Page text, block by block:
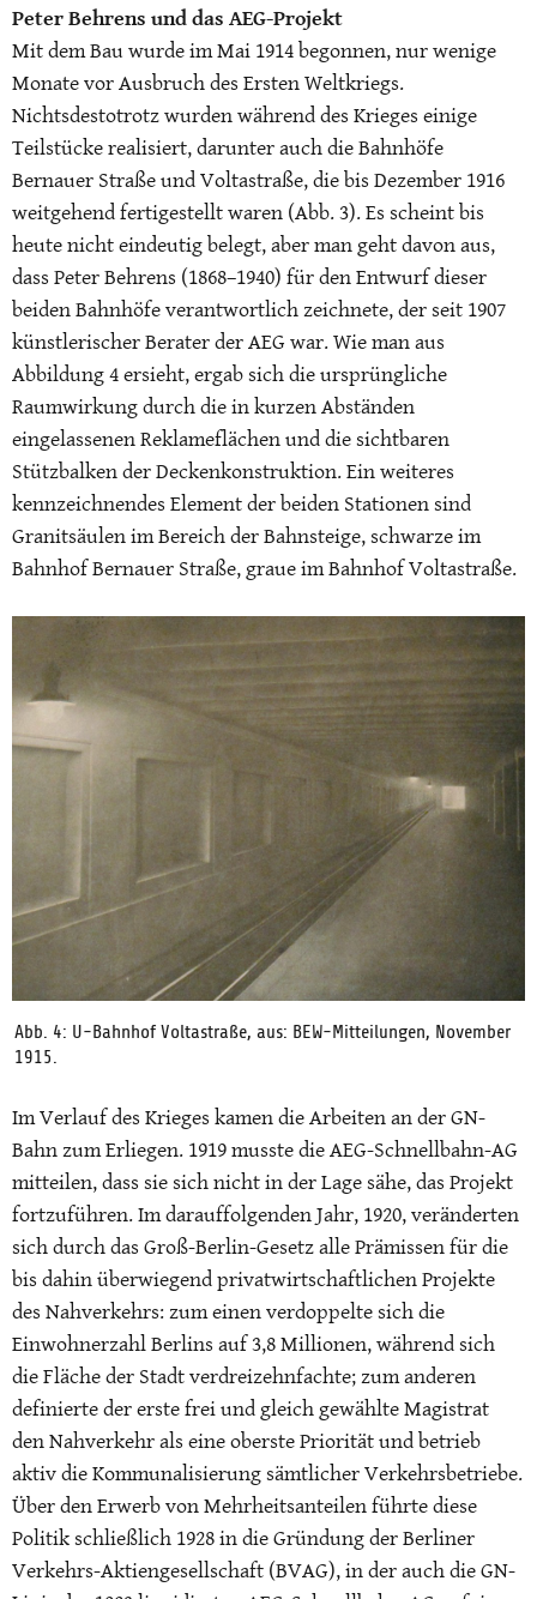
Peter Behrens und das AEG-Projekt
Mit dem Bau wurde im Mai 1914 begonnen, nur wenige
Monate vor Ausbruch des Ersten Weltkriegs.
Nichtsdestotrotz wurden während des Krieges einige
Teilstücke realisiert, darunter auch die Bahnhöfe
Bernauer Straße und Voltastraße, die bis Dezember 1916
weitgehend fertigestellt waren (Abb. 3). Es scheint bis
heute nicht eindeutig belegt, aber man geht davon aus,
dass Peter Behrens (1868–1940) für den Entwurf dieser
beiden Bahnhöfe verantwortlich zeichnete, der seit 1907
künstlerischer Berater der AEG war. Wie man aus
Abbildung 4 ersieht, ergab sich die ursprüngliche
Raumwirkung durch die in kurzen Abständen
eingelassenen Reklameflächen und die sichtbaren
Stützbalken der Deckenkonstruktion. Ein weiteres
kennzeichnendes Element der beiden Stationen sind
Granitsäulen im Bereich der Bahnsteige, schwarze im
Bahnhof Bernauer Straße, graue im Bahnhof Voltastraße.
Abb. 4: U-Bahnhof Voltastraße, aus: BEW-Mitteilungen, November
1915.
Im Verlauf des Krieges kamen die Arbeiten an der GN-
Bahn zum Erliegen. 1919 musste die AEG-Schnellbahn-AG
mitteilen, dass sie sich nicht in der Lage sähe, das Projekt
fortzuführen. Im darauffolgenden Jahr, 1920, veränderten
sich durch das Groß-Berlin-Gesetz alle Prämissen für die
bis dahin überwiegend privatwirtschaftlichen Projekte
des Nahverkehrs: zum einen verdoppelte sich die
Einwohnerzahl Berlins auf 3,8 Millionen, während sich
die Fläche der Stadt verdreizehnfachte; zum anderen
definierte der erste frei und gleich gewählte Magistrat
den Nahverkehr als eine oberste Priorität und betrieb
aktiv die Kommunalisierung sämtlicher Verkehrsbetriebe.
Über den Erwerb von Mehrheitsanteilen führte diese
Politik schließlich 1928 in die Gründung der Berliner
Verkehrs-Aktiengesellschaft (BVAG), in der auch die GN-